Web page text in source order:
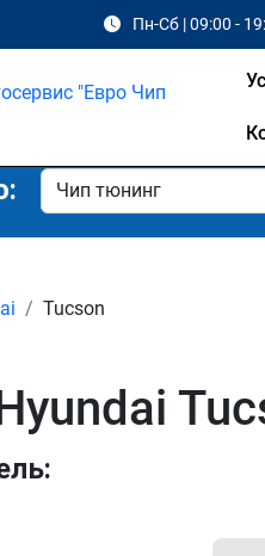
Пн-Сб | 09:00 -
Tucson